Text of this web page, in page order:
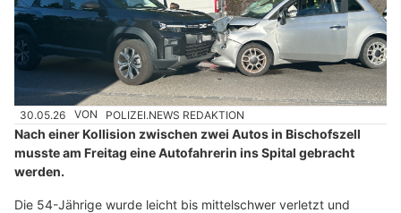
30.05.26 VON POLIZEI.NEWS REDAKTION
Nach einer Kollision zwischen zwei Autos in Bischofszell
musste am Freitag eine Autofahrerin ins Spital gebracht
werden.
Die 54-Jährige wurde leicht bis mittelschwer verletzt und